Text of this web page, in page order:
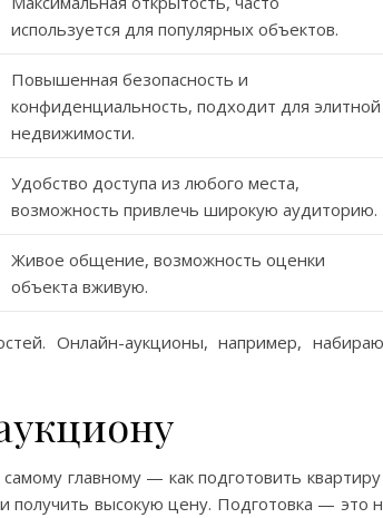
используется для популярных объектов.
Повышенная безопасность и
конфиденциальность, подходит для элитной
недвижимости.
Удобство доступа из любого места,
возможность привлечь широкую аудиторию.
Живое общение, возможность оценки
объекта вживую.
Онлайн-аукционы, например,
главному — как подготовить квартиру
получить высокую цену. Подготовка — это